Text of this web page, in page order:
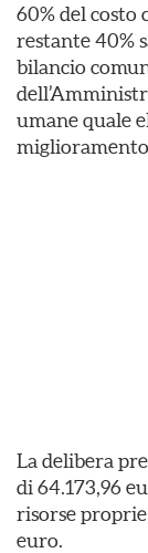
60% del costo
restante 40%
bilancio
umane quale
La delibera
di 64.173,96
risorse
euro.